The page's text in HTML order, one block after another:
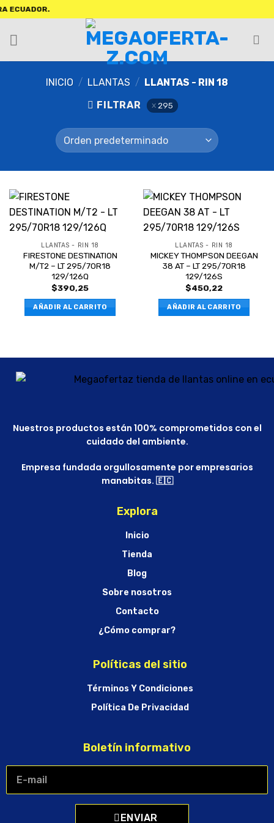
INICIO / LLANTAS / LLANTAS - RIN 18
FILTRAR
295
LLANTAS - RIN 18
FIRESTONE DESTINATION
M/T2 – LT 295/70R18
129/126Q
$390,25
AÑADIR AL CARRITO
LLANTAS - RIN 18
MICKEY THOMPSON DEEGAN
38 AT – LT 295/70R18
129/126S
$450,22
AÑADIR AL CARRITO
Nuestros productos están 100% comprometidos con el
cuidado del ambiente.
Empresa fundada orgullosamente por empresarios
manabitas. 🇪🇨
Explora
Inicio
Tienda
Blog
Sobre nosotros
Contacto
¿Cómo comprar?
Políticas del sitio
Términos Y Condiciones
Política De Privacidad
Boletín informativo
ENVIAR